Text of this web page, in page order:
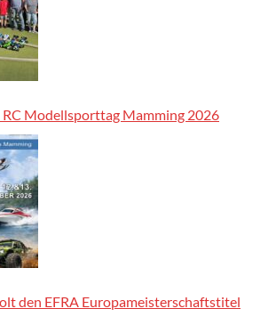
RC Modellsporttag Mamming 2026
den EFRA Europameisterschaftstitel